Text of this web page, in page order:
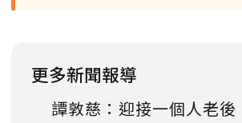
更多新聞報導
譚敦慈：迎接一個人老後